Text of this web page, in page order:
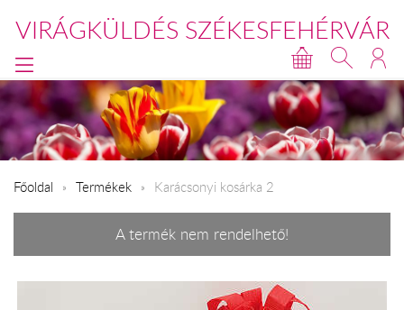
VIRÁGKÜLDÉS SZÉKESFEHÉRVÁR
Főoldal Termékek Karácsonyi kosárka 2
A termék nem rendelhető!